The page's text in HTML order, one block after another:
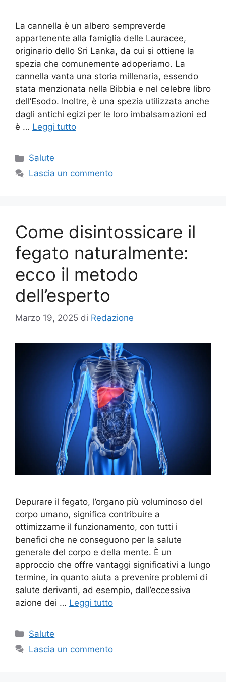
La cannella è un albero sempreverde
appartenente alla famiglia delle Lauracee,
originario dello Sri Lanka, da cui si ottiene la
spezia che comunemente adoperiamo. La
cannella vanta una storia millenaria, essendo
stata menzionata nella Bibbia e nel celebre libro
dell’Esodo. Inoltre, è una spezia utilizzata anche
dagli antichi egizi per le loro imbalsamazioni ed
è … Leggi tutto
Categorie
Salute
Lascia un commento
Come disintossicare il
fegato naturalmente:
ecco il metodo
dell’esperto
Marzo 19, 2025 di Redazione
Depurare il fegato, l’organo più voluminoso del
corpo umano, significa contribuire a
ottimizzarne il funzionamento, con tutti i
benefici che ne conseguono per la salute
generale del corpo e della mente. È un
approccio che offre vantaggi significativi a lungo
termine, in quanto aiuta a prevenire problemi di
salute derivanti, ad esempio, dall’eccessiva
azione dei … Leggi tutto
Categorie
Salute
Lascia un commento